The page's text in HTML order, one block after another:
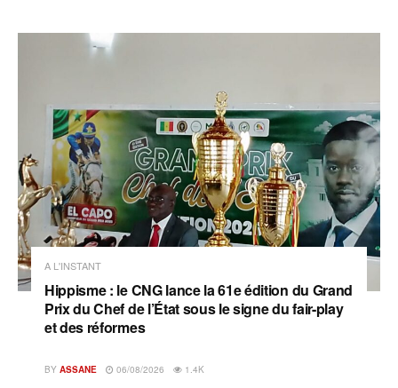
A L'INSTANT
Hippisme : le CNG lance la 61e édition du Grand
Prix du Chef de l’État sous le signe du fair-play
et des réformes
BY ASSANE 06/08/2026 1.4K